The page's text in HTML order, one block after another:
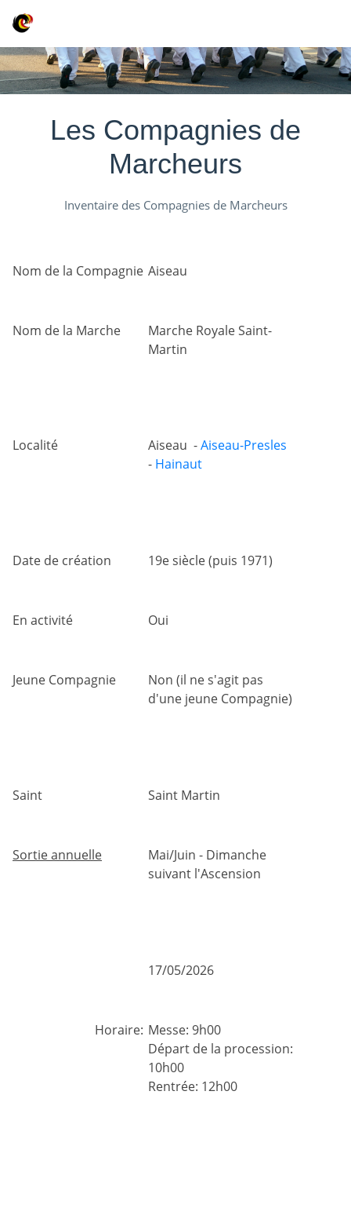
Les Compagnies de
Marcheurs
Inventaire des Compagnies de Marcheurs
Nom de la Compagnie Aiseau
Nom de la Marche
Marche Royale Saint-
Martin
Localité Aiseau -Aiseau-Presles
- Hainaut
Date de création 19e siècle (puis 1971)
En activité Oui
Jeune Compagnie
Non (il ne s'agit pas
d'une jeune Compagnie)
Saint Saint Martin
Sortie annuelle
Mai/Juin - Dimanche
suivant l'Ascension
17/05/2026
Horaire: Messe: 9h00
Départ de la procession:
10h00
Rentrée: 12h00